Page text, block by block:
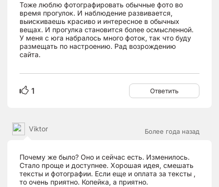
Тоже люблю фотографировать обычные фото во
время прогулок. И наблюдение развивается,
выискиваешь красиво и интересное в обычных
вещах. И прогулка становится более осмысленной.
У меня с юга набралось много фоток, так что буду
размещать по настроению. Рад возрождению
сайта.
1 Ответить
Более года назад
Viktor
Почему же было? Оно и сейчас есть. Изменилось.
Стало проще и доступнее. Хорошая идея, смешать
тексты и фотографии. Если еще и оплата за тексты ,
то очень приятно. Копейка, а приятно.